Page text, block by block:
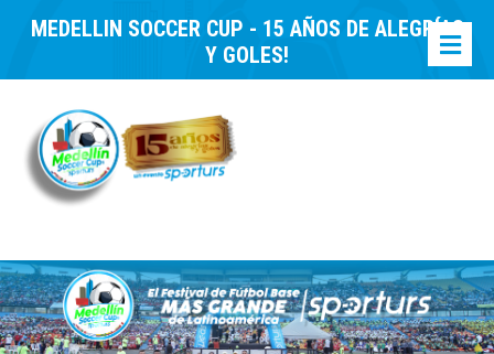
MEDELLIN SOCCER CUP - 15 AÑOS DE ALEGRÍAS
Y GOLES!